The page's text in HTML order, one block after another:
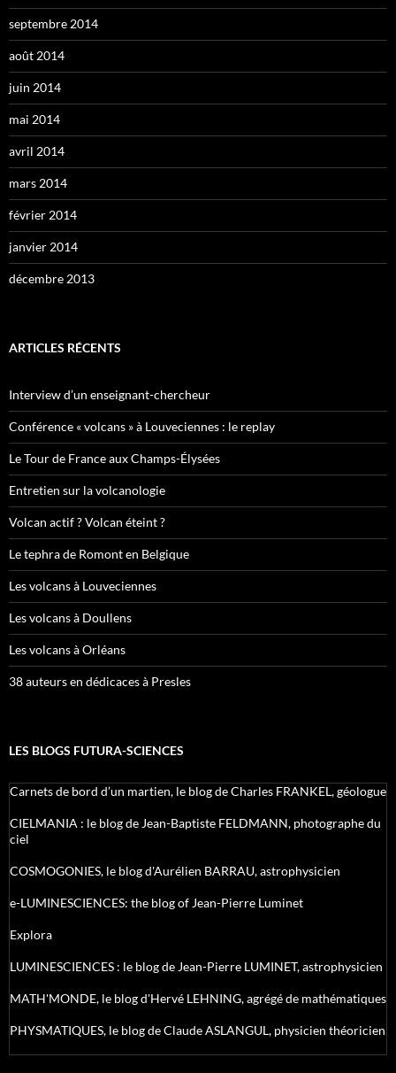
septembre 2014
août 2014
juin 2014
mai 2014
avril 2014
mars 2014
février 2014
janvier 2014
décembre 2013
ARTICLES RÉCENTS
Interview d’un enseignant-chercheur
Conférence « volcans » à Louveciennes : le replay
Le Tour de France aux Champs-Élysées
Entretien sur la volcanologie
Volcan actif ? Volcan éteint ?
Le tephra de Romont en Belgique
Les volcans à Louveciennes
Les volcans à Doullens
Les volcans à Orléans
38 auteurs en dédicaces à Presles
LES BLOGS FUTURA-SCIENCES
Carnets de bord d’un martien, le blog de Charles FRANKEL, géologue
CIELMANIA : le blog de Jean-Baptiste FELDMANN, photographe du
ciel
COSMOGONIES, le blog d'Aurélien BARRAU, astrophysicien
e-LUMINESCIENCES: the blog of Jean-Pierre Luminet
Explora
LUMINESCIENCES : le blog de Jean-Pierre LUMINET, astrophysicien
MATH'MONDE, le blog d'Hervé LEHNING, agrégé de mathématiques
PHYSMATIQUES, le blog de Claude ASLANGUL, physicien théoricien